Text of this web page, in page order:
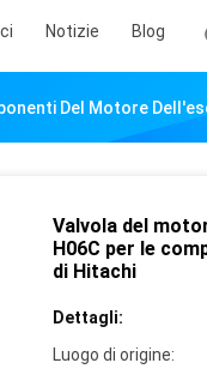
Notizie Blog
Del Motore
Valvola del
H06C per le
di Hitachi
Dettagli:
Luogo di origine: